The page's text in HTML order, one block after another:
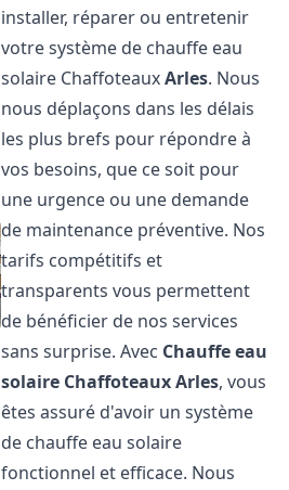
installer, réparer ou entretenir
votre système de chauffe eau
solaire ChaffoteauxArles. Nous
nous déplaçons dans les délais
les plus brefs pour répondre à
vos besoins, que ce soit pour
une urgence ou une demande
de maintenance préventive. Nos
tarifs compétitifs et
transparents vous permettent
de bénéficier de nos services
sans surprise. Avec Chauffe eau
solaire ChaffoteauxArles, vous
êtes assuré d'avoir un système
de chauffe eau solaire
fonctionnel et efficace. Nous